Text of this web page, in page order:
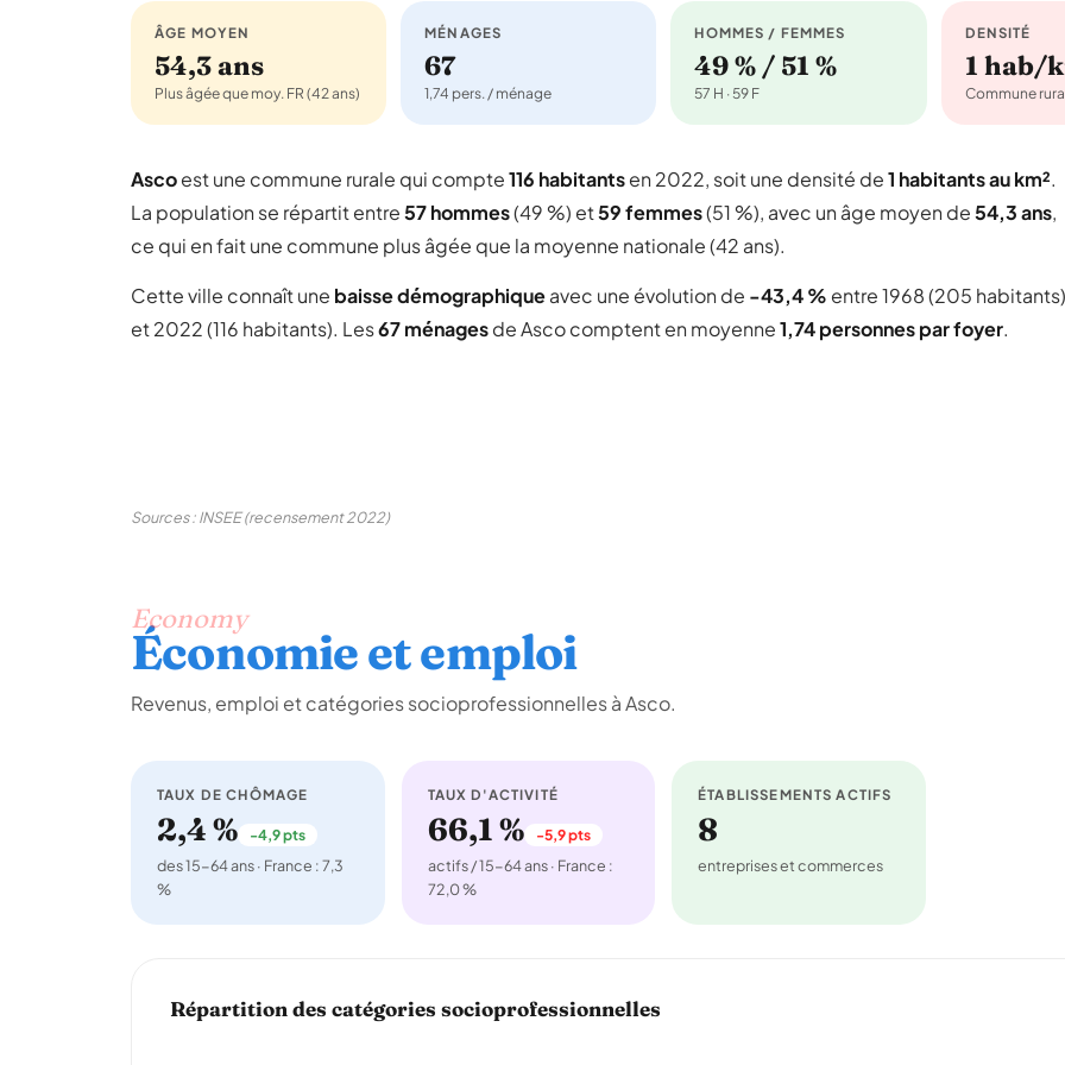
ÂGE MOYEN
54,3 ans
Plus âgée que moy. FR (42 ans)
MÉNAGES
67
1,74 pers. / ménage
HOMMES / FEMMES
49 % / 51 %
57 H · 59 F
DENSITÉ
1 hab/
Commune
Ascoest une commune rurale qui compte116 habitantsen 2022, soit une densité de1 habitants au km².
La population se répartit entre57 hommes(49 %) et59 femmes(51 %), avec un âge moyen de54,3 ans,
ce qui en fait une commune plus âgée que la moyenne nationale (42 ans).
Cette ville connaît une baisse démographiqueavec une évolution de -43,4 % entre 1968 (205 habitants)
et 2022 (116 habitants). Les67 ménagesde Asco comptent en moyenne1,74 personnes par foyer.
Sources : INSEE (recensement 2022)
Economy
Économie et emploi
Revenus, emploi et catégories socioprofessionnelles à Asco.
TAUX DE CHÔMAGE
2,4 % -4,9 pts
des 15-64 ans · France : 7,3
%
TAUX D'ACTIVITÉ
66,1 % -5,9 pts
actifs / 15-64 ans · France :
72,0 %
ÉTABLISSEMENTS ACTIFS
8
entreprises et commerces
Répartition des catégories socioprofessionnelles